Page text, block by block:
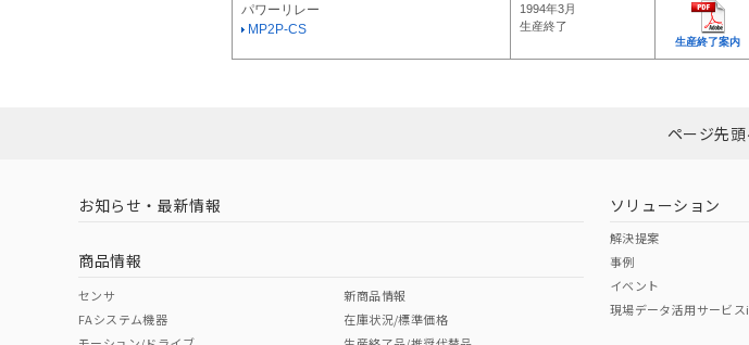
パワーリレー
MP2P-CS
1994年3月
生産終了
生産終了案内
ページ先
お知らせ・最新情報
商品情報
センサ
FAシステム機器
新商品情報
在庫状況/標準価格
ソリューション
解決提案
事例
イベント
現場データ活用サービス